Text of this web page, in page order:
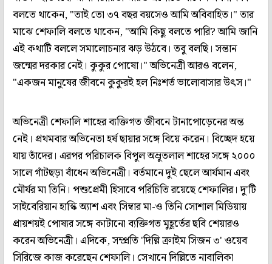
বলতে থাকেন, "তাই তো ৩৭ বছর বয়সেও আমি অবিবাহিত।" তার
মাঝে শেফালি বলতে থাকেন, "আমি কিছু বলতে পারি? আমি জানি
এই কথাটি বললে সমালোচনার ঝড় উঠবে। তবু বলছি। সন্তান
জন্মের দরকার নেই। কুকুর পোষো।" অভিনেত্রী আরও বলেন,
"একজন মানুষের জীবনে কুকুরই হল নিঃশর্ত ভালোবাসার উৎস।"
অভিনেত্রী শেফালি শাহের ব্যক্তিগত জীবনে টানাপোড়েনের অন্ত
নেই। প্রথমবার অভিনেতা হর্ষ ছায়ার সঙ্গে বিয়ে করেন। বিচ্ছেদ হয়ে
যায় তাঁদের। এরপর পরিচালক বিপুল অম্রুতলাল শাহের সঙ্গে ২০০০
সালে গাঁটছড়া বাঁধেন অভিনেত্রী। বর্তমানে দুই ছেলে আর্যমান এবং
মৌর্যর মা তিনি। পশুপ্রেমী হিসাবে পরিচিতি রয়েছে শেফালির। দু'টি
সাইবেরিয়ান হাস্কি অ্যাশ এবং সিম্বার মা-ও তিনি সোশাল মিডিয়ায়
প্রায়শয়ই পোষ্যর সঙ্গে কাটানো ব্যক্তিগত মুহূর্তের ছবি শেয়ারও
করেন অভিনেত্রী। এদিকে, সম্প্রতি 'দিল্লি ক্রাইম সিজন ৩' ওয়েব
সিরিজে কাজ করেছেন শেফালি। সেখানে দিল্লিতে নাবালিকা